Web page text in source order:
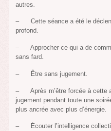
autres.
– Cette séance a été le
profond.
– Approcher ce qui a de
sans fard.
– Être sans jugement.
– Après m’être forcée à cette
jugement pendant toute une
plus ancrée avec plus d’énergie.
– Écouter l’intelligence